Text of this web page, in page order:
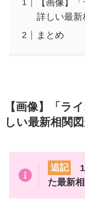
【画像】
詳しい最
まとめ
【画像】「ラ
しい最新相関
追記
た最新